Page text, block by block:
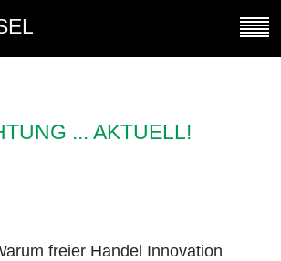
... AKTUELL!
freier Handel Innovation